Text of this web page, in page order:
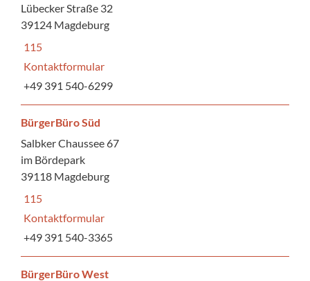
Lübecker Straße 32
39124 Magdeburg
115
Kontaktformular
+49 391 540-6299
BürgerBüro Süd
Salbker Chaussee 67
im Bördepark
39118 Magdeburg
115
Kontaktformular
+49 391 540-3365
BürgerBüro West